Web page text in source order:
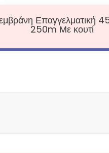
Επαγγελματική
250m Με κουτί